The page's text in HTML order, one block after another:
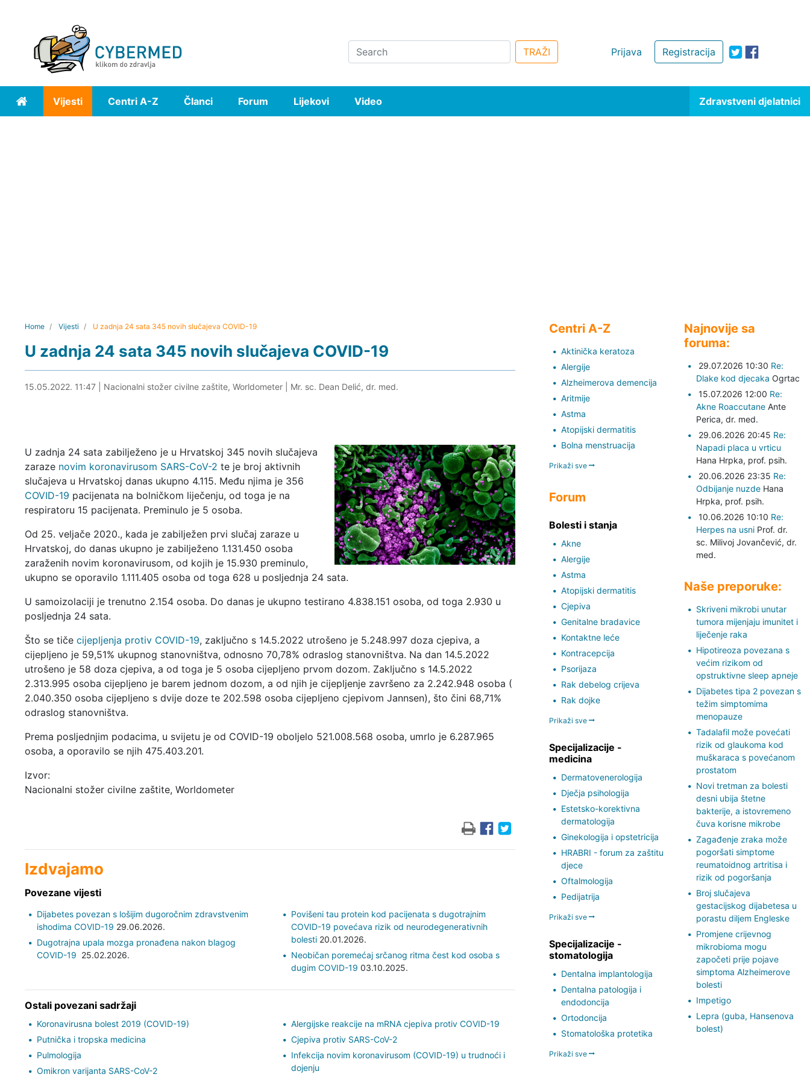
Registracija
Prijava
Search TRAŽI
Home Vijesti Centri A-Z Članci Forum Lijekovi Video Zdravstveni djelatnici
Home Vijesti U zadnja 24 sata 345 novih slučajeva COVID-19
U zadnja 24 sata 345 novih slučajeva COVID-19
15.05.2022. 11:58
15.05.2022. 11:47| Nacionalni stožer civilne zaštite, Worldometer| Mr. sc. Dean Delić, dr. med.
U zadnja 24 sata zabilježeno je u Hrvatskoj 345 novih slučajeva
zaraze novim koronavirusom SARS-CoV-2 te je broj aktivnih
slučajeva u Hrvatskoj danas ukupno 4.115. Među njima je 356
COVID-19 pacijenata na bolničkom liječenju, od toga je na
respiratoru 15 pacijenata. Preminulo je 5 osoba.
Od 25. veljače 2020., kada je zabilježen prvi slučaj zaraze u
Hrvatskoj, do danas ukupno je zabilježeno 1.131.450 osoba
zaraženih novim koronavirusom, od kojih je 15.930 preminulo,
ukupno se oporavilo 1.111.405 osoba od toga 628 u posljednja 24 sata.
U samoizolaciji je trenutno 2.154 osoba. Do danas je ukupno testirano 4.838.151 osoba, od toga 2.930 u
posljednja 24 sata.
Što se tiče cijepljenja protiv COVID-19, zaključno s 14.5.2022 utrošeno je 5.248.997 doza cjepiva, a
cijepljeno je 59,51% ukupnog stanovništva, odnosno 70,78% odraslog stanovništva. Na dan 14.5.2022
utrošeno je 58 doza cjepiva, a od toga je 5 osoba cijepljeno prvom dozom. Zaključno s 14.5.2022
2.313.995 osoba cijepljeno je barem jednom dozom, a od njih je cijepljenje završeno za 2.242.948 osoba (
2.040.350 osoba cijepljeno s dvije doze te 202.598 osoba cijepljeno cjepivom Jannsen), što čini 68,71%
odraslog stanovništva.
Prema posljednjim podacima, u svijetu je od COVID-19 oboljelo 521.008.568 osoba, umrlo je 6.287.965
osoba, a oporavilo se njih 475.403.201.
Izvor:
Nacionalni stožer civilne zaštite, Worldometer
Izdvajamo
Povezane vijesti
Dijabetes povezan s lošijim dugoročnim zdravstvenim
ishodima COVID-19 29.06.2026.
Dugotrajna upala mozga pronađena nakon blagog
COVID-19 25.02.2026.
Povišeni tau protein kod pacijenata s dugotrajnim
COVID-19 povećava rizik od neurodegenerativnih
bolesti 20.01.2026.
Neobičan poremećaj srčanog ritma čest kod osoba s
dugim COVID-19 03.10.2025.
Ostali povezani sadržaji
Koronavirusna bolest 2019 (COVID-19)
Putnička i tropska medicina
Pulmologija
Omikron varijanta SARS-CoV-2
Alergijske reakcije na mRNA cjepiva protiv COVID-19
Cjepiva protiv SARS-CoV-2
Infekcija novim koronavirusom (COVID-19) u trudnoći i
dojenju
Centri A-Z
Aktinička keratoza
Alergije
Alzheimerova demencija
Aritmije
Astma
Atopijski dermatitis
Bolna menstruacija
Prikaži sve
Forum
Bolesti i stanja
Akne
Alergije
Astma
Atopijski dermatitis
Cjepiva
Genitalne bradavice
Kontaktne leće
Kontracepcija
Psorijaza
Rak debelog crijeva
Rak dojke
Prikaži sve
Specijalizacije -
medicina
Dermatovenerologija
Dječja psihologija
Estetsko-korektivna
dermatologija
Ginekologija i opstetricija
HRABRI - forum za zaštitu
djece
Oftalmologija
Pedijatrija
Prikaži sve
Specijalizacije -
stomatologija
Dentalna implantologija
Dentalna patologija i
endodoncija
Ortodoncija
Stomatološka protetika
Prikaži sve
Najnovije sa
foruma:
29.07.2026 10:30 Re:
Dlake kod djecaka Ogrtac
15.07.2026 12:00 Re:
Akne Roaccutane Ante
Perica, dr. med.
29.06.2026 20:45 Re:
Napadi placa u vrticu
Hana Hrpka, prof. psih.
20.06.2026 23:35 Re:
Odbijanje nuzde Hana
Hrpka, prof. psih.
10.06.2026 10:10 Re:
Herpes na usni Prof. dr.
sc. Milivoj Jovančević, dr.
med.
Naše preporuke:
Skriveni mikrobi unutar
tumora mijenjaju imunitet i
liječenje raka
Hipotireoza povezana s
većim rizikom od
opstruktivne sleep apneje
Dijabetes tipa 2 povezan s
težim simptomima
menopauze
Tadalafil može povećati
rizik od glaukoma kod
muškaraca s povećanom
prostatom
Novi tretman za bolesti
desni ubija štetne
bakterije, a istovremeno
čuva korisne mikrobe
Zagađenje zraka može
pogoršati simptome
reumatoidnog artritisa i
rizik od pogoršanja
Broj slučajeva
gestacijskog dijabetesa u
porastu diljem Engleske
Promjene crijevnog
mikrobioma mogu
započeti prije pojave
simptoma Alzheimerove
bolesti
Impetigo
Lepra (guba, Hansenova
bolest)